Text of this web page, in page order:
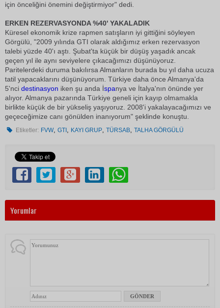
için önceliğini önemini değiştirmiyor" dedi.
ERKEN REZERVASYONDA %40' YAKALADIK
Küresel ekonomik krize rapmen satışların iyi gittiğini söyleyen
Görgülü, "2009 yılında GTI olarak aldığımız erken rezervasyon
talebi yüzde 40'ı aştı. Şubat'ta küçük bir düşüş yaşadık ancak
geçen yıl ile aynı seviyelere çıkacağımızı düşünüyoruz.
Paritelerdeki duruma bakılırsa Almanların burada bu yıl daha ucuza
tatil yapacaklarını düşünüyorum. Türkiye daha önce Almanya'da
5'nci destinasyon iken şu anda İspanya ve İtalya'nın önünde yer
alıyor. Almanya pazarında Türkiye geneli için kayıp olmamakla
birlikte küçük de bir yükseliş yaşıyoruz. 2008'i yakalayacağımızı ve
geçeceğimize canı gönülden inanıyorum" şeklinde konuştu.
Etiketler: FVW,GTI , KAYI GRUP,TÜRSAB,TALHA GÖRGÜLÜ
Yorumlar